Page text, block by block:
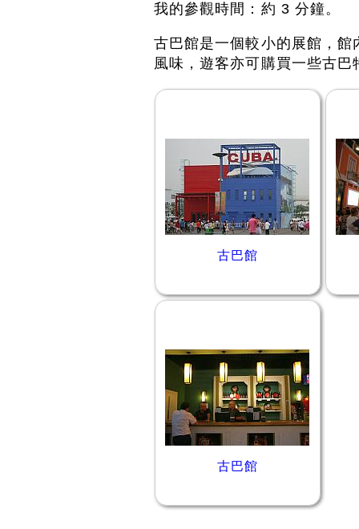
我的參觀時間：約 3 分鐘。
古巴館是一個較小的展館，
風味，遊客亦可購買一些古
古巴館
古巴館